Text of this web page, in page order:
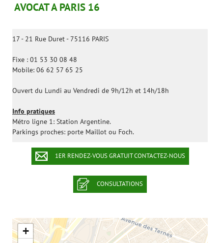
AVOCAT A PARIS 16
17 - 21 Rue Duret - 75116 PARIS
Fixe : 01 53 30 08 48
Mobile: 06 62 57 65 25
Ouvert du Lundi au Vendredi de 9h/12h et 14h/18h
Info pratiques
Métro ligne 1: Station Argentine.
Parkings proches: porte Maillot ou Foch.
1ER RENDEZ-VOUS GRATUIT CONTACTEZ-NOUS
CONSULTATIONS
+